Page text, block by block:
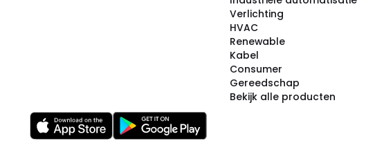
Verlichting
HVAC
Renewable
Kabel
Consumer
Gereedschap
Bekijk alle producten